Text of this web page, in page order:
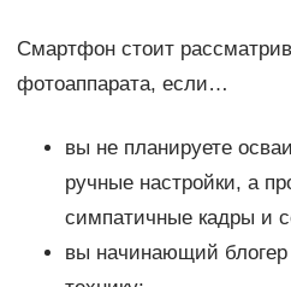
Смартфон стоит
фотоаппарата, если…
вы не планируете
ручные настройки, а
симпатичные кадры и
вы начинающий